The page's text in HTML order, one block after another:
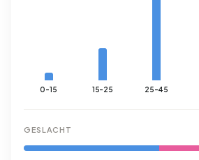
0-15 15-25 25-45
GESLACHT